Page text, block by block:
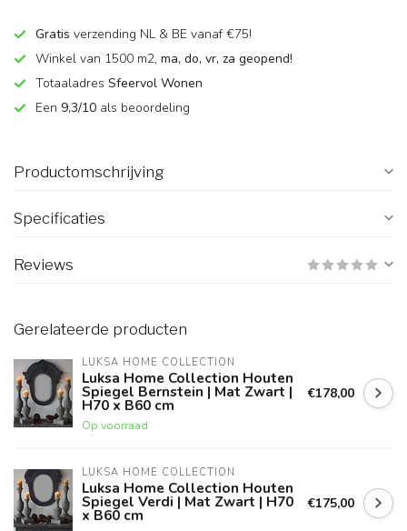
Gratis verzending NL & BE vanaf €75!
Winkel van 1500 m2, ma, do, vr, za geopend!
Totaaladres Sfeervol Wonen
Een 9,3/10 als beoordeling
Productomschrijving
Specificaties
Reviews
Gerelateerde producten
LUKSA HOME COLLECTION
Luksa Home Collection Houten
Spiegel Bernstein | Mat Zwart |
H70 x B60 cm
Op voorraad
€178,00
LUKSA HOME COLLECTION
Luksa Home Collection Houten
Spiegel Verdi | Mat Zwart | H70
x B60 cm
€175,00